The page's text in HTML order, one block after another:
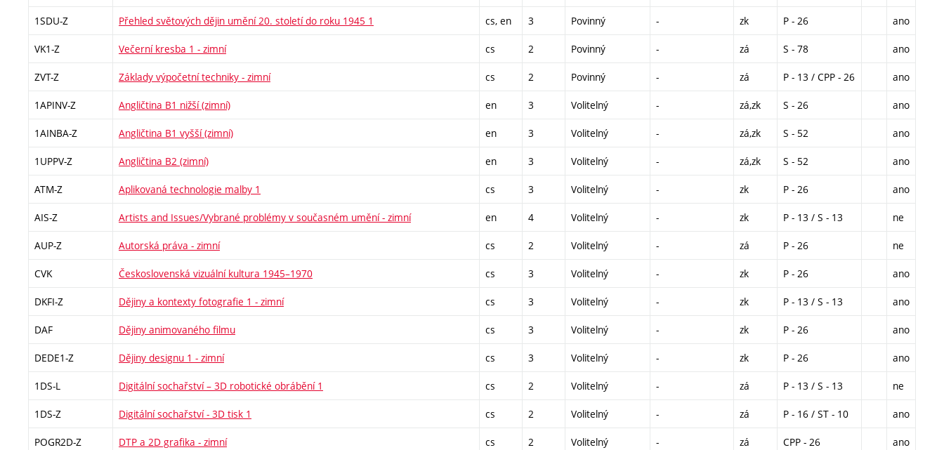
1SDU-Z Přehled světových dějin umění 20. století do roku 1945 1 cs, en 3 Povinný - zk P - 26 ano
VK1-Z Večerní kresba 1 - zimní cs 2 Povinný - zá S - 78 ano
ZVT-Z Základy výpočetní techniky - zimní cs 2 Povinný - zá P - 13 / CPP - 26 ano
1APINV-Z Angličtina B1 nižší (zimní) en 3 Volitelný - zá,zk S - 26 ano
1AINBA-Z Angličtina B1 vyšší (zimní) en 3 Volitelný - zá,zk S - 52 ano
1UPPV-Z Angličtina B2 (zimní) en 3 Volitelný - zá,zk S - 52 ano
ATM-Z Aplikovaná technologie malby 1 cs 3 Volitelný - zk P - 26 ano
AIS-Z Artists and Issues/Vybrané problémy v současném umění - zimní en 4 Volitelný - zk P - 13 / S - 13 ne
AUP-Z Autorská práva - zimní cs 2 Volitelný - zá P - 26 ne
CVK Československá vizuální kultura 1945–1970 cs 3 Volitelný - zk P - 26 ano
DKFI-Z Dějiny a kontexty fotografie 1 - zimní cs 3 Volitelný - zk P - 13 / S - 13 ano
DAF Dějiny animovaného filmu cs 3 Volitelný - zk P - 26 ano
DEDE1-Z Dějiny designu 1 - zimní cs 3 Volitelný - zk P - 26 ano
1DS-L Digitální sochařství – 3D robotické obrábění 1 cs 2 Volitelný - zá P - 13 / S - 13 ne
1DS-Z Digitální sochařství - 3D tisk 1 cs 2 Volitelný - zá P - 16 / ST - 10 ano
POGR2D-Z DTP a 2D grafika - zimní cs 2 Volitelný - zá CPP - 26 ano